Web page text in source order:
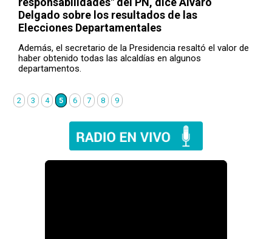
Delgado sobre los resultados de las
Elecciones Departamentales
Además, el secretario de la Presidencia resaltó el valor de
haber obtenido todas las alcaldías en algunos
departamentos.
2 3 4 5 6 7 8 9